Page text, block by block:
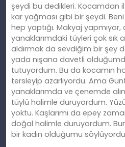
şeydi bu dedikleri. Kocamdan
kar yağması gibi bir şeydi.
hep yaptığı. Makyaj
yanaklarımdaki tüyleri çok sık
aldırmak da sevdiğim bir şey
yada nişana davetli
tutuyordum. Bu da kocamın
tersleyip azarlıyordu. Ama
yanaklarımda ve çenemde
tüylü halimle duruyordum.
yoktu. Kaşlarımı da epey
doğal halimle duruyordum.
bir kadın olduğumu